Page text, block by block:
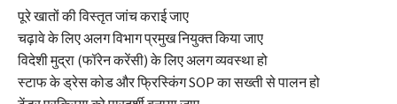
पूरे खातों की विस्तृत जांच कराई जाए
चढ़ावे के लिए अलग विभाग प्रमुख नियुक्त किया जाए
विदेशी मुद्रा (फॉरेन करेंसी) के लिए अलग व्यवस्था हो
स्टाफ के ड्रेस कोड और फ्रिस्किंग SOP का सख्ती से पालन हो